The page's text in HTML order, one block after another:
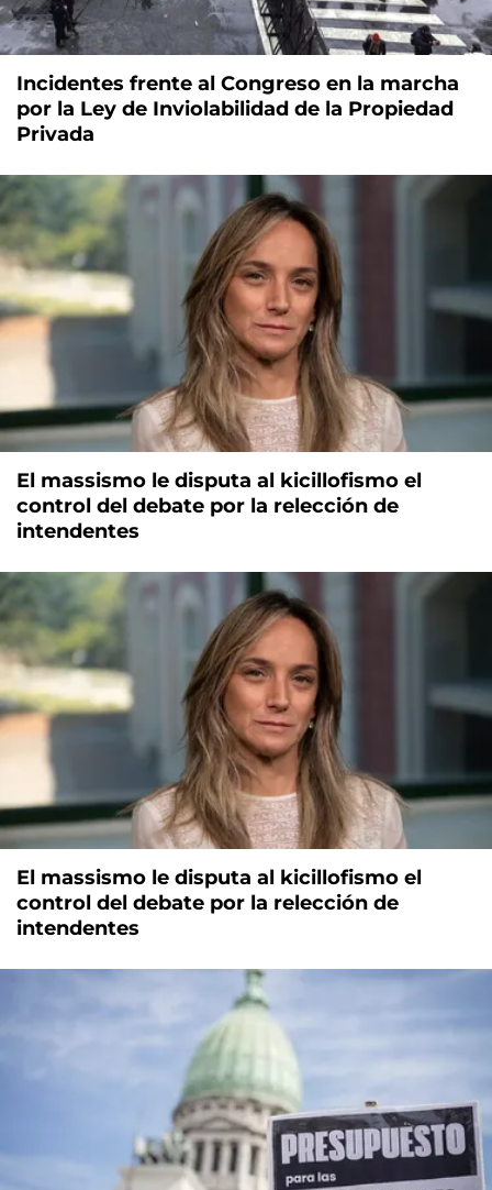
Incidentes frente al Congreso en la marcha
por la Ley de Inviolabilidad de la Propiedad
Privada
El massismo le disputa al kicillofismo el
control del debate por la relección de
intendentes
El massismo le disputa al kicillofismo el
control del debate por la relección de
intendentes